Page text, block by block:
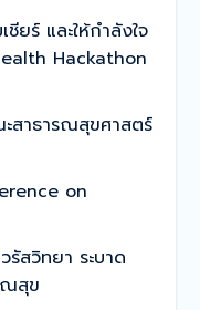
ยร์ และให้กำลังใจ
Hackathon
สาธารณสุขศาสตร์
on
รัสวิทยา ระบาด
ณสุข